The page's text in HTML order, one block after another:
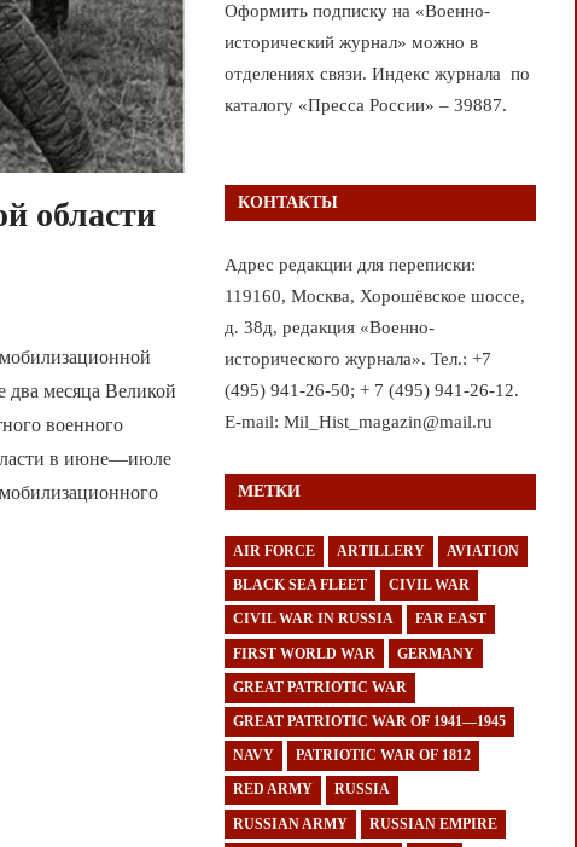
области
два месяца Великой
военного
в июне—июле
Оформить подписку на «Военно-
исторический журнал» можно в
отделениях связи. Индекс журнала по
каталогу «Пресса России» – 39887.
КОНТАКТЫ
Адрес редакции для переписки:
119160, Москва, Хорошёвское шоссе,
д. 38д, редакция «Военно-
исторического журнала». Тел.: +7
(495) 941-26-50; + 7 (495) 941-26-12.
E-mail: Mil_Hist_magazin@mail.ru
МЕТКИ
AIR FORCE ARTILLERY AVIATION
BLACK SEA FLEET CIVIL WAR
CIVIL WAR IN RUSSIA FAR EAST
FIRST WORLD WAR GERMANY
GREAT PATRIOTIC WAR
GREAT PATRIOTIC WAR OF 1941—1945
NAVY PATRIOTIC WAR OF 1812
RED ARMY RUSSIA
RUSSIAN ARMY RUSSIAN EMPIRE